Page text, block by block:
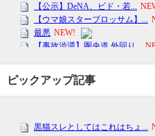
ピックアップ記事